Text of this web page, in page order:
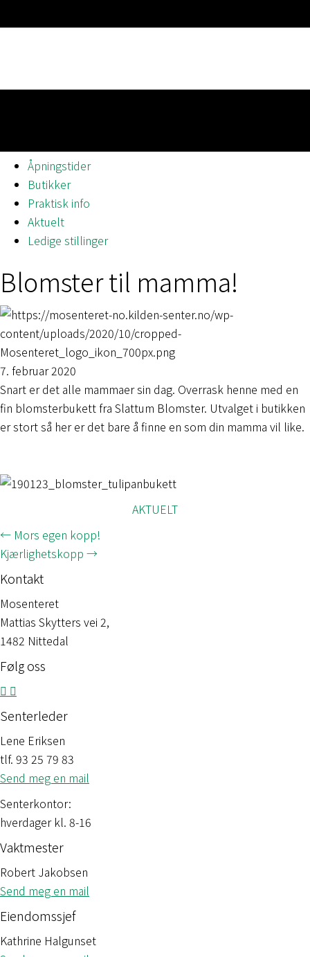
Åpningstider
Butikker
Praktisk info
Aktuelt
Ledige stillinger
Blomster til mamma!
7. februar 2020
Snart er det alle mammaer sin dag. Overrask henne med en
fin blomsterbukett fra Slattum Blomster. Utvalget i butikken
er stort så her er det bare å finne en som din mamma vil like.
AKTUELT
Posts
navigation
← Mors egen kopp!
Kjærlighetskopp →
Kontakt
Mosenteret
Mattias Skytters vei 2,
1482 Nittedal
Følg oss
Senterleder
Lene Eriksen
tlf. 93 25 79 83
Send meg en mail
Senterkontor:
hverdager kl. 8-16
Vaktmester
Robert Jakobsen
Send meg en mail
Eiendomssjef
Kathrine Halgunset